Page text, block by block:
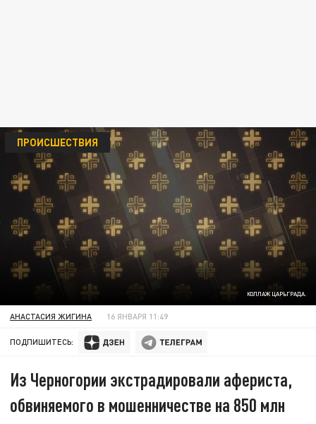
КОЛЛАЖ ЦАРЬГРАДА.
ПРОИСШЕСТВИЯ
АНАСТАСИЯ ЖИГИНА 16 ЯНВАРЯ 11:49
ПОДПИШИТЕСЬ:
Из Черногории экстрадировали афериста,
обвиняемого в мошенничестве на 850 млн